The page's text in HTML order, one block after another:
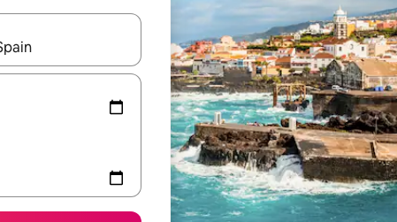
parcourez-les en utilisant les flèches vers le haut et vers le bas,